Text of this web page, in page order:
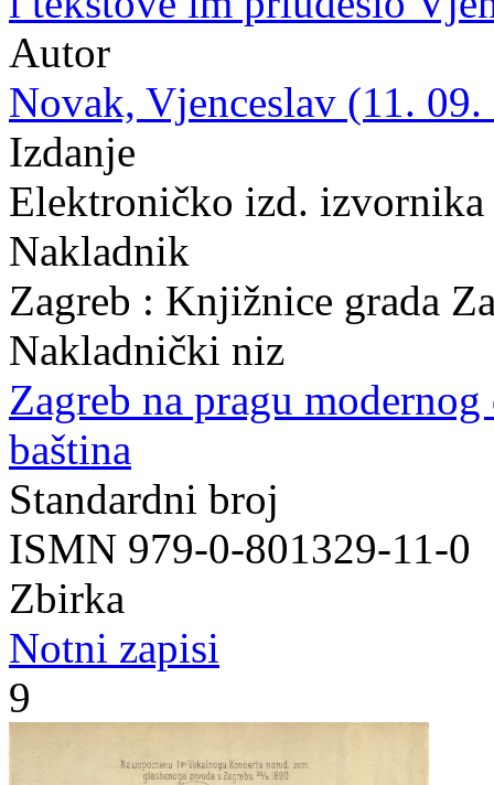
Autor
Novak, Vjenceslav (11.
Izdanje
Elektroničko izd.
Nakladnik
Zagreb : Knjižnice grada
Nakladnički niz
Zagreb na pragu modernog
baština
Standardni broj
ISMN 979-0-801329-11-0
Zbirka
Notni zapisi
9